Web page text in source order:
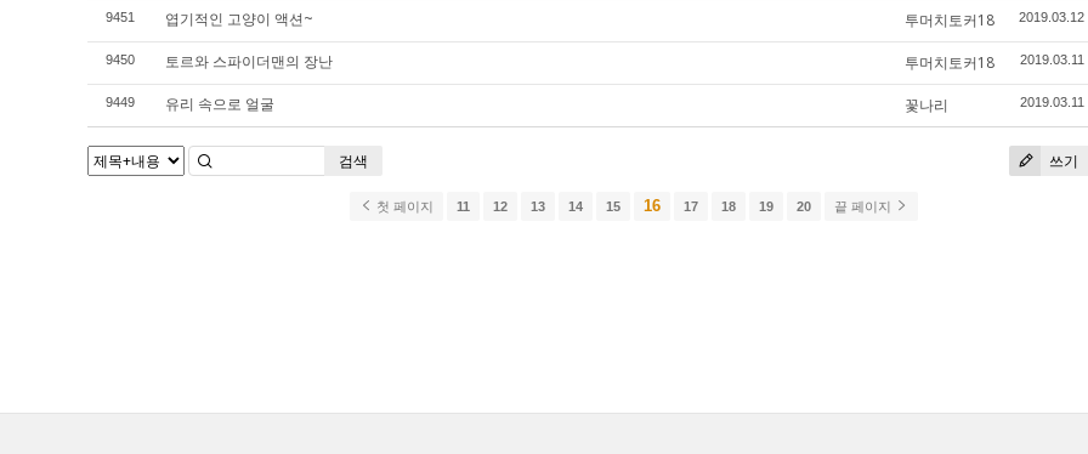
9451 엽기적인 고양이 액션~ 투머치토커18 2019.03.12
9450 토르와 스파이더맨의 장난 투머치토커18 2019.03.11
9449 유리 속으로 얼굴 꽃나리 2019.03.11
쓰기
검색
첫 페이지 11 12 13 14 15 16 17 18 19 20 끝 페이지